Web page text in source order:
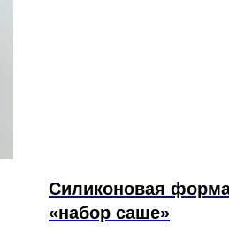
Силиконовая
«набор саше»